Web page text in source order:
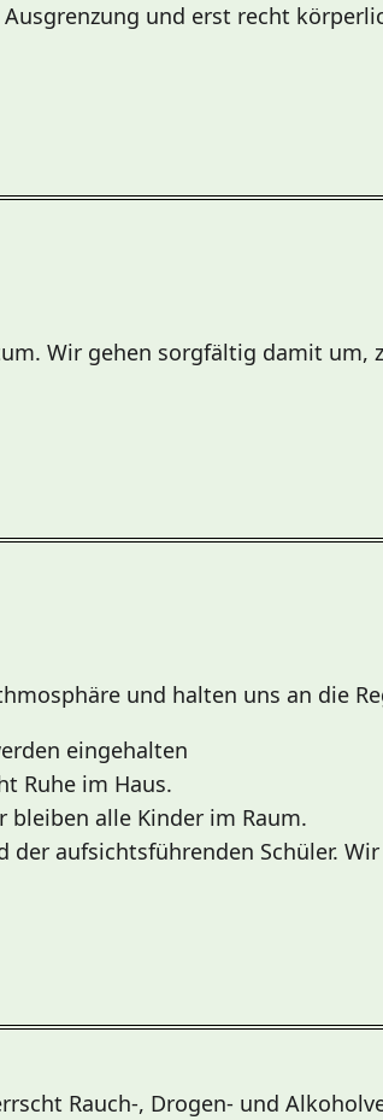
und erst recht
Wir gehen sorgfältig damit um,
und halten uns an die
eingehalten
Ruhe im Haus.
bleiben alle Kinder im Raum.
aufsichtsführenden Schüler.
Rauch-, Drogen- und